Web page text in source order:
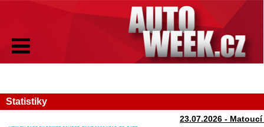
Statistiky
23.07.2026 -